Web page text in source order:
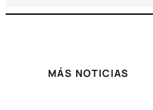
MÁS NOTICIAS